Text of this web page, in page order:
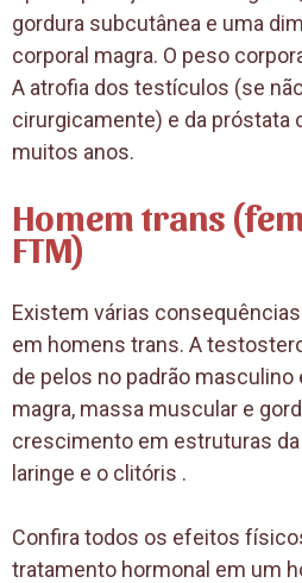
gordura subcutânea e uma
corporal magra. O peso
A atrofia dos testículos (se
cirurgicamente) e da próstata
muitos anos.
Homem trans
FTM)
Existem várias
em homens trans. A
de pelos no padrão masculino
magra, massa muscular e
crescimento em estruturas da
laringe e o clitóris .
Confira todos os efeitos
tratamento hormonal em um